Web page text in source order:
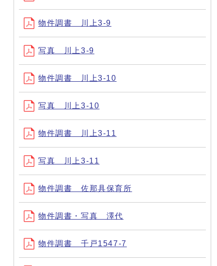
物件調書 川上3-9
写真 川上3-9
物件調書 川上3-10
写真 川上3-10
物件調書 川上3-11
写真 川上3-11
物件調書 佐那具保育所
物件調書・写真 澤代
物件調書 千戸1547-7